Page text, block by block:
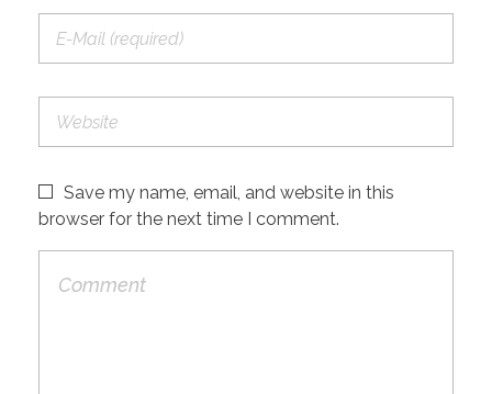
Save my name, email, and website in this
browser for the next time I comment.